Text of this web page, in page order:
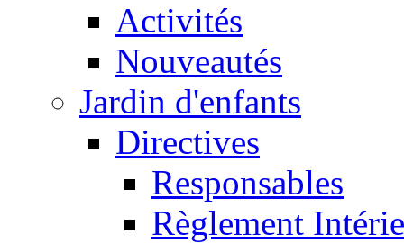
Activités
Nouveautés
Jardin d'enfants
Directives
Responsables
Règlement